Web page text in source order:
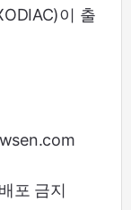
이 출
포 금지